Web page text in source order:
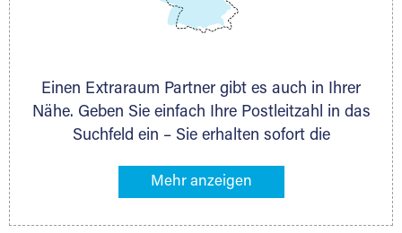
Einen Extraraum Partner gibt es auch in Ihrer
Nähe. Geben Sie einfach Ihre Postleitzahl in das
Suchfeld ein – Sie erhalten sofort die
Lagermöglichkeiten in Ihrer Nähe. An zahlreichen
direkt online mieten. Gibt es Extraraum noch